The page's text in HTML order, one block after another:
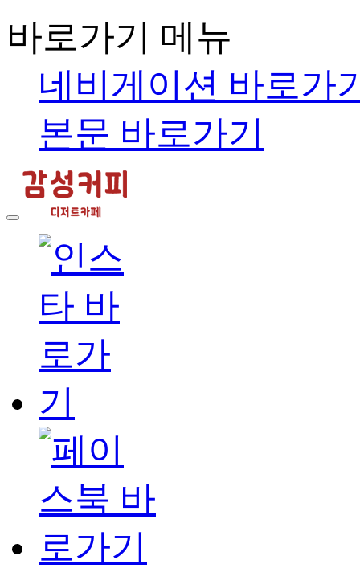
바로가기 메뉴
네비게이션 바로가
본문 바로가기